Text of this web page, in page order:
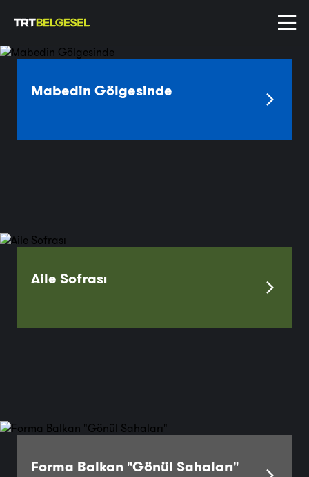
Kültür Antropoloji
Mabedin Gölgesinde
Aile Sofrası
Forma Balkan "Gönül Sahaları"